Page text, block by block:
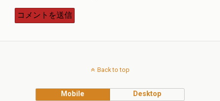
Back to top
Mobile Desktop